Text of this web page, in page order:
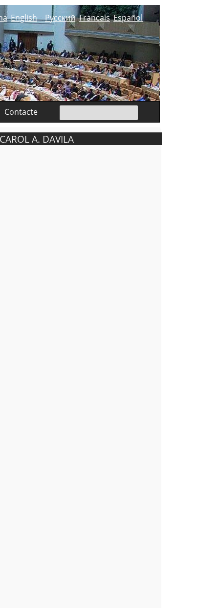
English Русский Francais Español
Contacte
A. DAVILA